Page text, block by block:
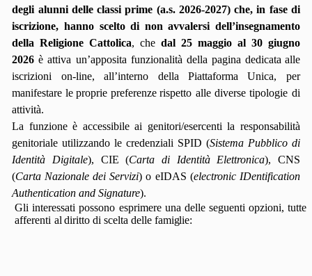
degli alunni delle classi prime (a.s. 2026-2027) che, in fase di
iscrizione, hanno scelto di non avvalersi dell’insegnamento
della Religione Cattolica, chedal 25 maggio al 30 giugno
2026è attiva un’apposita funzionalità della pagina dedicata alle
iscrizioni
on-line, all’interno della Piattaforma Unica,
per
manifestare le proprie preferenze rispetto alle diverse tipologie di
attività.
La funzione è accessibile ai genitori/esercenti la responsabilità
genitoriale utilizzando le credenziali SPID (Sistema Pubblico di
Identità
Digitale), CIE (Carta di Identità Elettronica),
CNS
(Carta Nazionale dei Servizi) o eIDAS (electronic IDentification
Authentication and Signature).
Gli interessati possono esprimere una delle seguenti opzioni, tutte
afferenti al diritto di scelta delle famiglie: